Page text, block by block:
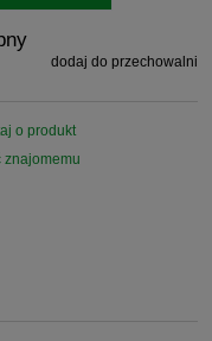
dodaj do przechowalni
o produkt
znajomemu